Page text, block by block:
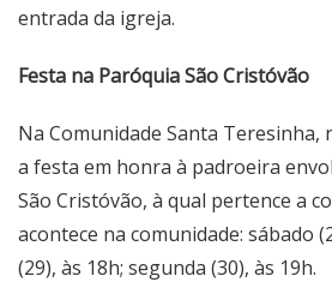
entrada da igreja.
Festa na Paróquia São Cristóvão
Na Comunidade Santa Teresinha,
a festa em honra à padroeira
São Cristóvão, à qual pertence a
acontece na comunidade: sábado
(29), às 18h; segunda (30), às 19h.